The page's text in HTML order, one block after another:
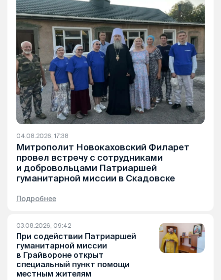
04.08.2026, 17:38
Митрополит Новокаховский Филарет
провел встречу с сотрудниками
и добровольцами Патриаршей
гуманитарной миссии в Скадовске
Подробнее
03.08.2026, 09:42
При содействии Патриаршей
гуманитарной миссии
в Грайвороне открыт
специальный пункт помощи
местным жителям